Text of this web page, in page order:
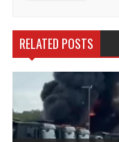
RELATED POSTS